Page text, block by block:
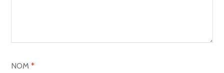
NOM*